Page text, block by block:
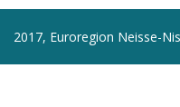
2017, Euroregion Neisse-